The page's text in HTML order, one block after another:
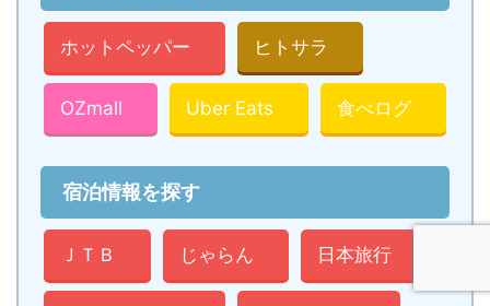
ホットペッパー ヒトサラ
OZmall Uber Eats 食べログ
宿泊情報を探す
ＪＴＢ じゃらん 日本旅行